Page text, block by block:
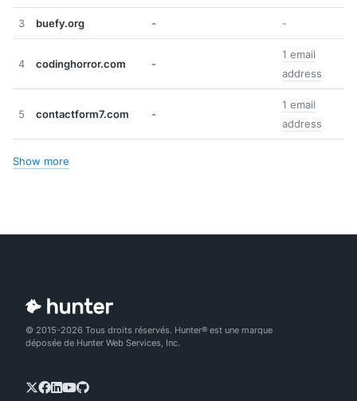
3 buefy.org - -
4 codinghorror.com -
1 email
address
5 contactform7.com -
1 email
address
Show more
© 2015-2026 Tous droits réservés. Hunter® est une marque
déposée de Hunter Web Services, Inc.